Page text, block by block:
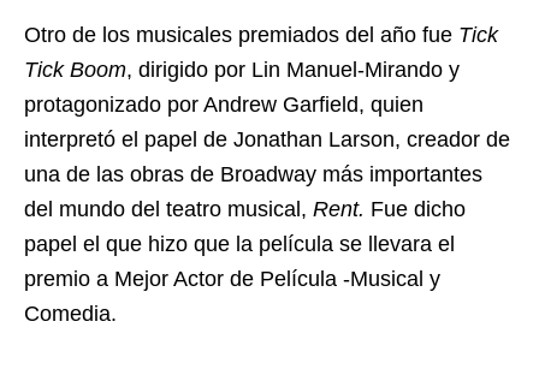
Otro de los musicales premiados del año fue Tick
Tick Boom, dirigido por Lin Manuel-Mirando y
protagonizado por Andrew Garfield, quien
interpretó el papel de Jonathan Larson, creador de
una de las obras de Broadway más importantes
del mundo del teatro musical, Rent. Fue dicho
papel el que hizo que la película se llevara el
premio a Mejor Actor de Película -Musical y
Comedia.